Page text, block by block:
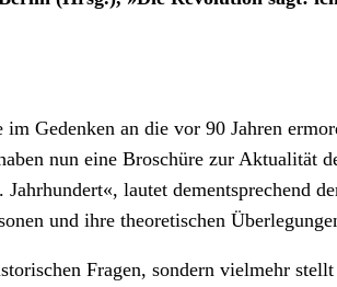
Gedenken an die vor 90 Jahren
nun eine Broschüre zur Aktualität
lautet dementsprechend
und ihre theoretischen
Fragen, sondern vielmehr